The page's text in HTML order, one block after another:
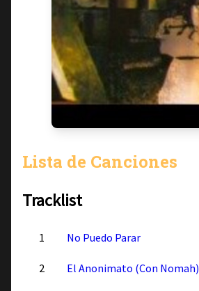
Lista de Canciones
Tracklist
1 No Puedo Parar
2 El Anonimato (Con Nomah)